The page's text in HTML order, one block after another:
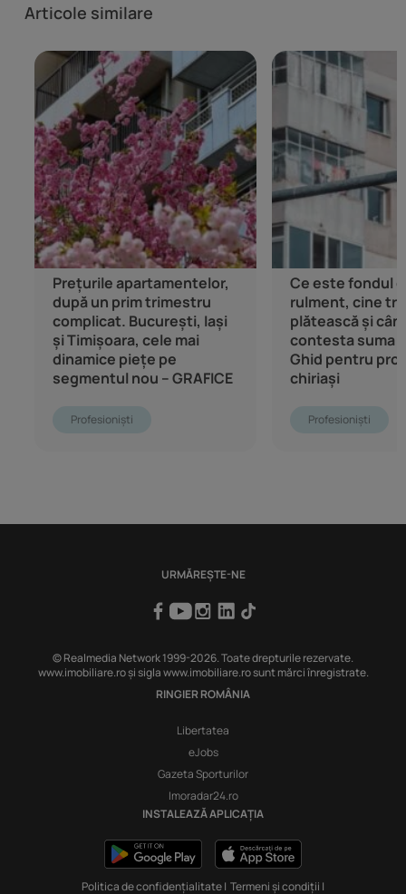
Articole similare
Prețurile apartamentelor,
după un prim trimestru
complicat. București, Iași
și Timișoara, cele mai
dinamice piețe pe
segmentul nou – GRAFICE
Profesioniști
Ce este fondul
rulment, cine
plătească și
contesta suma
Ghid pentru
chiriași
Profesioniști
URMĂREȘTE-NE
© Realmedia Network 1999-2026. Toate drepturile rezervate.
www.imobiliare.ro și sigla www.imobiliare.ro sunt mărci înregistrate.
RINGIER ROMÂNIA
Libertatea
eJobs
Gazeta Sporturilor
Imoradar24.ro
INSTALEAZĂ APLICAȚIA
Politica de confidențialitate| Termeni și condiții |